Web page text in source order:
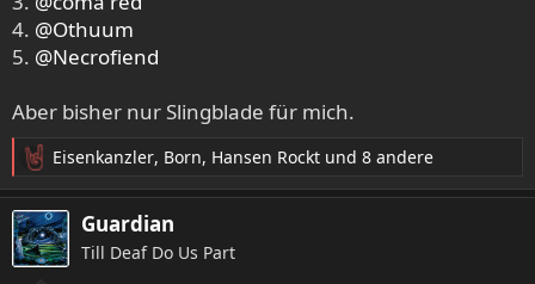
4. @Othuum
5. @Necrofiend
Aber bisher nur Slingblade für mich.
R
e
a
k
t
Eisenkanzler, Born, Hansen Rockt und 8 andere
Guardian
Till Deaf Do Us Part